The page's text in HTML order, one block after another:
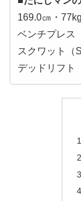
169.0㎝・77kg
ベンチプレス
スクワット
デッドリフト